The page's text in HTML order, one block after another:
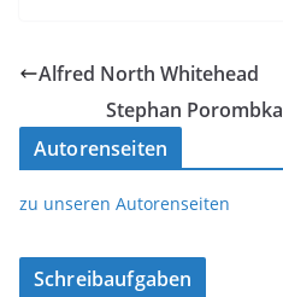
Alfred North Whitehead
Stephan
Autorenseiten
zu unseren Autorenseiten
Schreibaufgaben